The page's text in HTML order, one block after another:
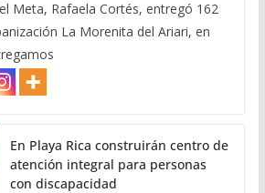
Meta, Rafaela Cortés, entregó 162
La Morenita del Ariari, en
En Playa Rica construirán centro de
atención integral para personas
con discapacidad